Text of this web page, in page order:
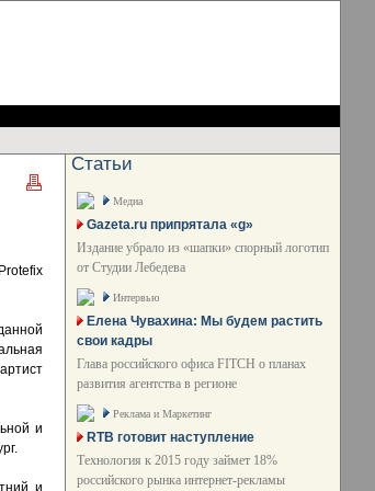
и
и
Статьи
Медиа
Gazeta.ru припрятала «g»
Издание убрало из «шапки» спорный логотип
от Студии Лебедева
Интервью
Елена Чувахина: Мы будем растить
свои кадры
Глава российского офиса FITCH о планах
развития агентства в регионе
Реклама и Маркетинг
RTB готовит наступление
Технология к 2015 году займет 18%
российского рынка интернет-рекламы